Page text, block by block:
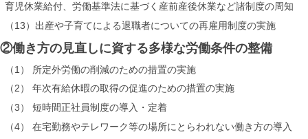
育児休業給付、労働基準法に基づく産前産後休業など諸制度の周知
（13）出産や子育てによる退職者についての再雇用制度の実施
②働き方の見直しに資する多様な労働条件の整備
（1） 所定外労働の削減のための措置の実施
（2） 年次有給休暇の取得の促進のための措置の実施
（3） 短時間正社員制度の導入・定着
（4） 在宅勤務やテレワーク等の場所にとらわれない働き方の導入